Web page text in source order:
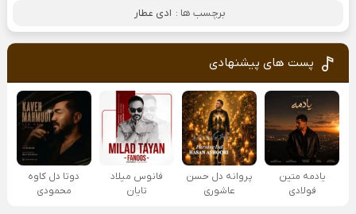
برچسب ها : ادی عطار
پست های پیشنهادی
یادمه متین
فولادی
پروانه دل حسن
عاشوری
فانوس میلاد
تایان
دوتا دل کاوه
محمودی